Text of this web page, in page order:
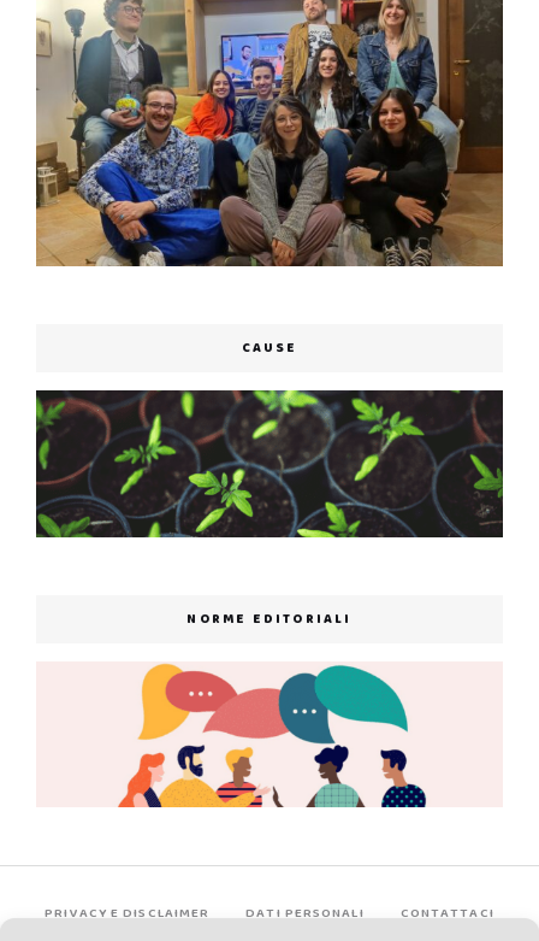
CAUSE
NORME EDITORIALI
PRIVACY E DISCLAIMER DATI PERSONALI CONTATTACI